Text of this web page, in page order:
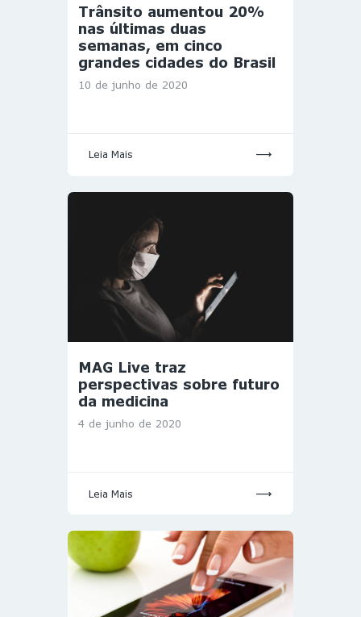
Trânsito aumentou 20%
nas últimas duas
semanas, em cinco
grandes cidades do Brasil
10 de junho de 2020
Leia Mais
MAG Live traz
perspectivas sobre futuro
da medicina
4 de junho de 2020
Leia Mais